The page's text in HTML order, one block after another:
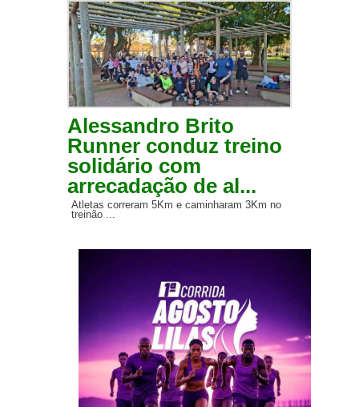
Alessandro Brito
Runner conduz treino
solidário com
arrecadação de al...
Atletas correram 5Km e caminharam 3Km no
treinão ...